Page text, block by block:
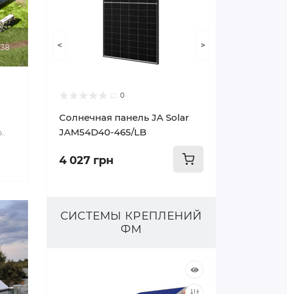
0
Солнечная панель JA Solar
JAM54D40-465/LB
4 027 грн
< >
СИСТЕМЫ КРЕПЛЕНИЙ
ФМ